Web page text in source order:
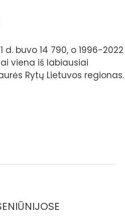
buvo 14 790, o 1996-2022
viena iš labiausiai
Rytų Lietuvos regionas.